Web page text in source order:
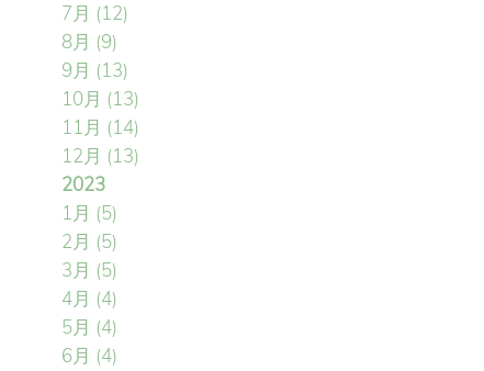
7月 (12)
8月 (9)
9月 (13)
10月 (13)
11月 (14)
12月 (13)
2023
1月 (5)
2月 (5)
3月 (5)
4月 (4)
5月 (4)
6月 (4)